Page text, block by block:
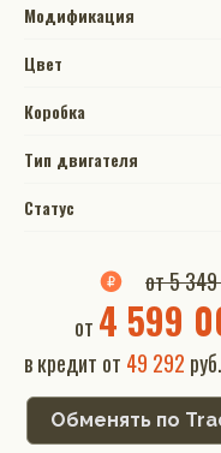
Модификация
Цвет
Коробка
Тип двигателя
Статус
от 5
от 4 599
в кредит от 49 292
Обменять по